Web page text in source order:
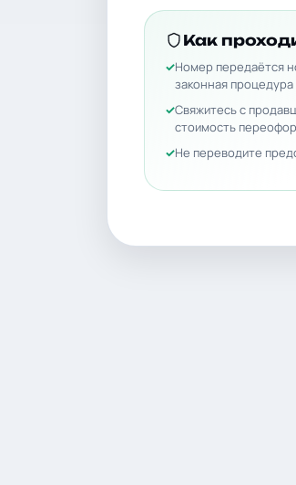
Как
Номер передаётся
законная
Свяжитесь с
стоимость
Не переводите